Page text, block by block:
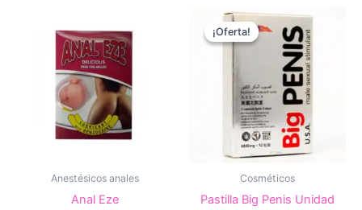
Anestésicos anales
Anal Eze
¡Oferta!
¡Oferta!
Cosméticos
Pastilla Big Penis Unidad